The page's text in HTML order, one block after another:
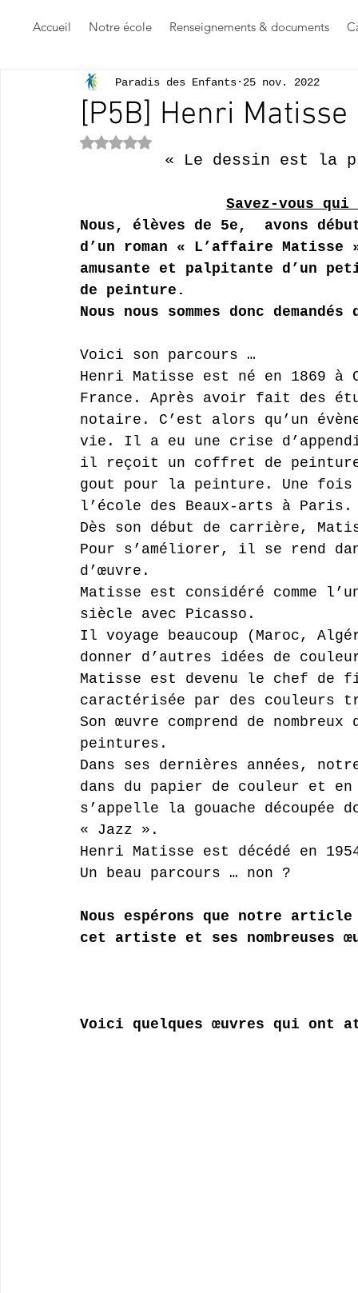
Accueil Notre école Renseignements & documents
[P5B] Henri Matisse
Paradis des Enfants 25 nov. 2022
Noté NaN étoiles sur 5.
« Le dessin est la
Savez-vous
Nous, élèves de 5e,  avons
d’un roman « L’affaire
amusante et palpitante d’un
de peinture.
Nous nous sommes donc
Voici son parcours …
Henri Matisse est né en 1869 à
France. Après avoir fait des
notaire. C’est alors qu’un
vie. Il a eu une crise
il reçoit un coffret de
gout pour la peinture. Une
l’école des Beaux-arts à Paris.
Dès son début de carrière,
Pour s’améliorer, il se rend
d’œuvre.
Matisse est considéré comme
siècle avec Picasso.
Il voyage beaucoup (Maroc,
donner d’autres idées de
Matisse est devenu le chef de
caractérisée par des couleurs
Son œuvre comprend de
peintures.
Dans ses dernières années,
dans du papier de couleur et
s’appelle la gouache
« Jazz ».
Henri Matisse est décédé en
Un beau parcours … non ?
Nous espérons que notre
cet artiste et ses nombreuses
Voici quelques œuvres qui ont